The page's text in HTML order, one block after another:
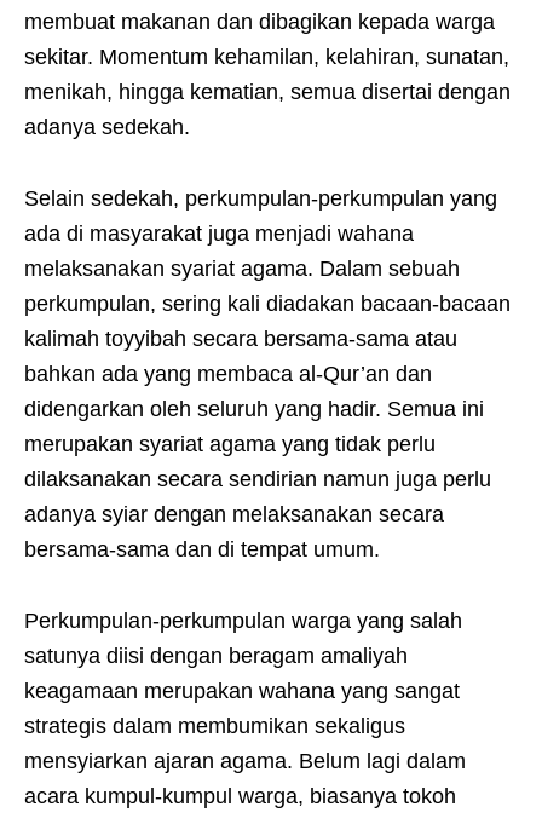
membuat makanan dan dibagikan kepada warga
sekitar. Momentum kehamilan, kelahiran, sunatan,
menikah, hingga kematian, semua disertai dengan
adanya sedekah.
Selain sedekah, perkumpulan-perkumpulan yang
ada di masyarakat juga menjadi wahana
melaksanakan syariat agama. Dalam sebuah
perkumpulan, sering kali diadakan bacaan-bacaan
kalimah toyyibah secara bersama-sama atau
bahkan ada yang membaca al-Qur’an dan
didengarkan oleh seluruh yang hadir. Semua ini
merupakan syariat agama yang tidak perlu
dilaksanakan secara sendirian namun juga perlu
adanya syiar dengan melaksanakan secara
bersama-sama dan di tempat umum.
Perkumpulan-perkumpulan warga yang salah
satunya diisi dengan beragam amaliyah
keagamaan merupakan wahana yang sangat
strategis dalam membumikan sekaligus
mensyiarkan ajaran agama. Belum lagi dalam
acara kumpul-kumpul warga, biasanya tokoh